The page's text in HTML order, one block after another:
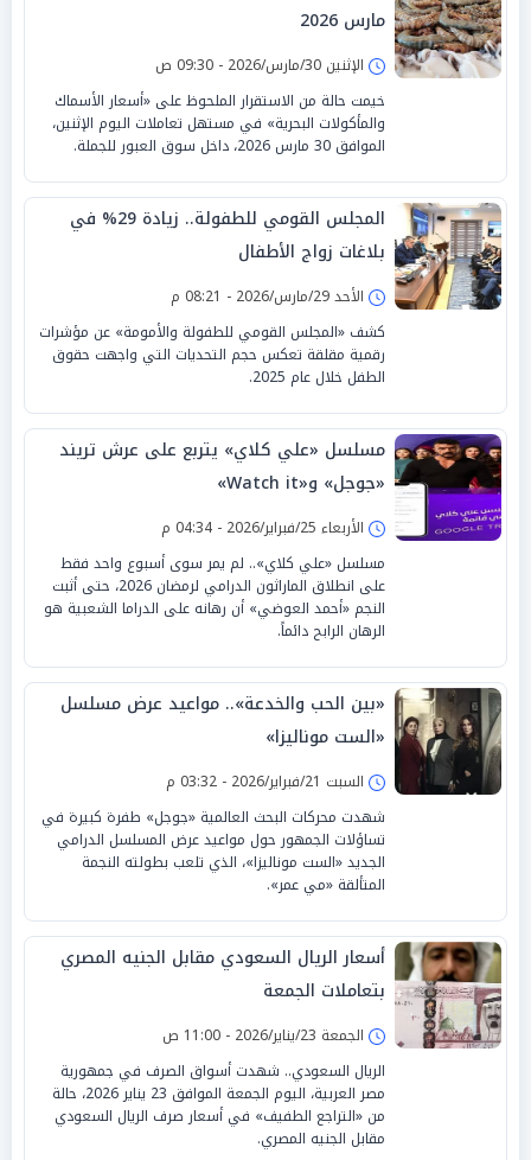
مارس 2026
الإثنين 30/مارس/2026 - 09:30 ص
خيمت حالة من الاستقرار الملحوظ على «أسعار الأسماك
والمأكولات البحرية» في مستهل تعاملات اليوم الإثنين،
الموافق 30 مارس 2026، داخل سوق العبور للجملة.
المجلس القومي للطفولة.. زيادة 29% في
بلاغات زواج الأطفال
الأحد 29/مارس/2026 - 08:21 م
كشف «المجلس القومي للطفولة والأمومة» عن مؤشرات
رقمية مقلقة تعكس حجم التحديات التي واجهت حقوق
الطفل خلال عام 2025.
مسلسل «علي كلاي» يتربع على عرش تريند
«جوجل» و«Watch it»
الأربعاء 25/فبراير/2026 - 04:34 م
مسلسل «علي كلاي».. لم يمر سوى أسبوع واحد فقط
على انطلاق الماراثون الدرامي لرمضان 2026، حتى أثبت
النجم «أحمد العوضي» أن رهانه على الدراما الشعبية هو
الرهان الرابح دائماً.
«بين الحب والخدعة».. مواعيد عرض مسلسل
«الست موناليزا»
السبت 21/فبراير/2026 - 03:32 م
شهدت محركات البحث العالمية «جوجل» طفرة كبيرة في
تساؤلات الجمهور حول مواعيد عرض المسلسل الدرامي
الجديد «الست موناليزا»، الذي تلعب بطولته النجمة
المتألقة «مي عمر».
أسعار الريال السعودي مقابل الجنيه المصري
بتعاملات الجمعة
الجمعة 23/يناير/2026 - 11:00 ص
الريال السعودي.. شهدت أسواق الصرف في جمهورية
مصر العربية، اليوم الجمعة الموافق 23 يناير 2026، حالة
من «التراجع الطفيف» في أسعار صرف الريال السعودي
مقابل الجنيه المصري.